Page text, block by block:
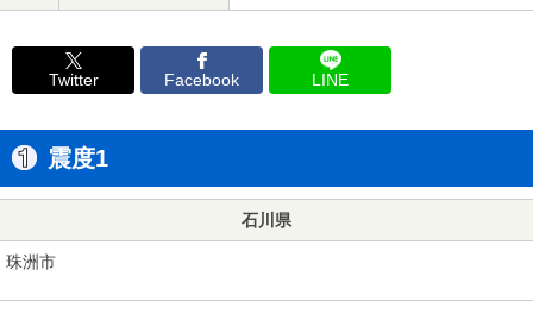
Twitter Facebook LINE
震度1
石川県
珠洲市